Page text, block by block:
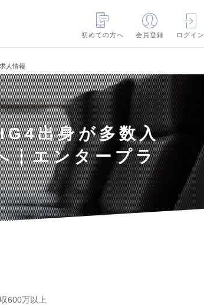
初めての方へ
会員登録 ログイン
人情報
出身が多数入
｜エンタープラ
600万以上